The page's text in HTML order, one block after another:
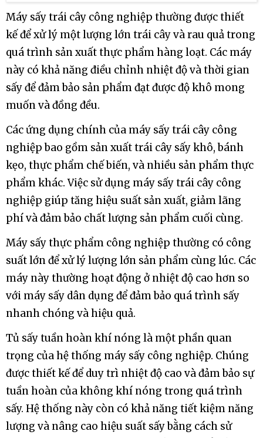
Máy sấy trái cây công nghiệp thường được thiết
kế để xử lý một lượng lớn trái cây và rau quả trong
quá trình sản xuất thực phẩm hàng loạt. Các máy
này có khả năng điều chỉnh nhiệt độ và thời gian
sấy để đảm bảo sản phẩm đạt được độ khô mong
muốn và đồng đều.
Các ứng dụng chính của máy sấy trái cây công
nghiệp bao gồm sản xuất trái cây sấy khô, bánh
kẹo, thực phẩm chế biến, và nhiều sản phẩm thực
phẩm khác. Việc sử dụng máy sấy trái cây công
nghiệp giúp tăng hiệu suất sản xuất, giảm lãng
phí và đảm bảo chất lượng sản phẩm cuối cùng.
Máy sấy thực phẩm công nghiệp thường có công
suất lớn để xử lý lượng lớn sản phẩm cùng lúc. Các
máy này thường hoạt động ở nhiệt độ cao hơn so
với máy sấy dân dụng để đảm bảo quá trình sấy
nhanh chóng và hiệu quả.
Tủ sấy tuần hoàn khí nóng là một phần quan
trọng của hệ thống máy sấy công nghiệp. Chúng
được thiết kế để duy trì nhiệt độ cao và đảm bảo sự
tuần hoàn của không khí nóng trong quá trình
sấy. Hệ thống này còn có khả năng tiết kiệm năng